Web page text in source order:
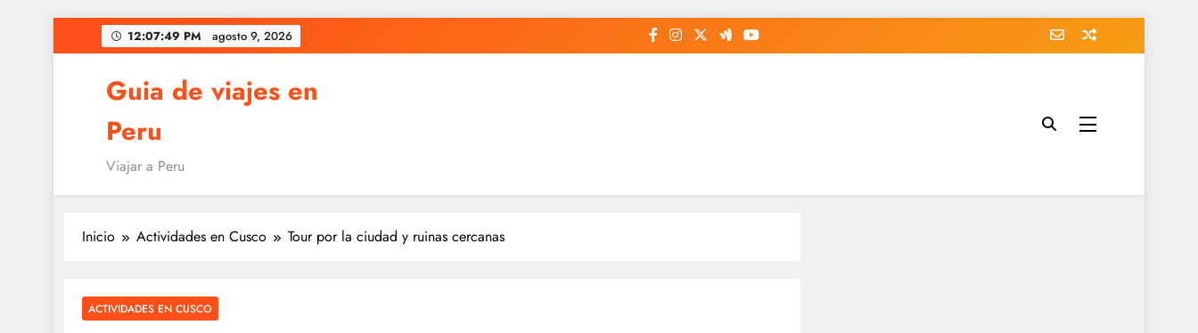
al
12:07:50 PM agosto 9, 2026
Guia de viajes en
Peru
Viajar a Peru
Inicio Actividades en Cusco Tour por la ciudad y ruinas cercanas
ACTIVIDADES EN CUSCO